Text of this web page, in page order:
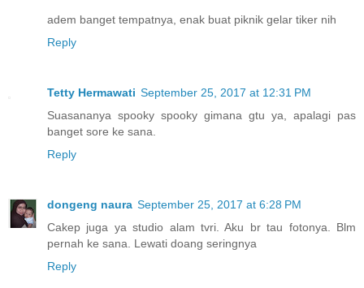
adem banget tempatnya, enak buat piknik gelar tiker nih
Reply
Tetty Hermawati September 25, 2017 at 12:31 PM
Suasananya spooky spooky gimana gtu ya, apalagi pas
banget sore ke sana.
Reply
dongeng naura September 25, 2017 at 6:28 PM
Cakep juga ya studio alam tvri. Aku br tau fotonya. Blm
pernah ke sana. Lewati doang seringnya
Reply